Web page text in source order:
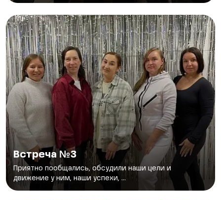
Встреча №3
Приятно пообщались, обсудили наши цели и
движение у ним, наши успехи, ...